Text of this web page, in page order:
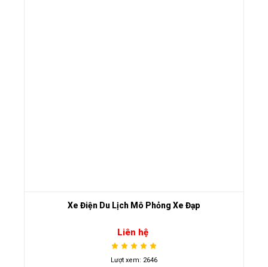
Xe Điện Du Lịch Mô Phỏng Xe Đạp
Liên hệ
Lượt xem: 2646